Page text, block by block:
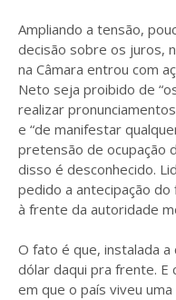
Ampliando a tensão,
decisão sobre os juros,
na Câmara entrou com
Neto seja proibido de
realizar
e “de manifestar
pretensão de ocupação
disso é desconhecido.
pedido a antecipação
à frente da autoridade
O fato é que, instalada
dólar daqui pra frente. E
em que o país viveu